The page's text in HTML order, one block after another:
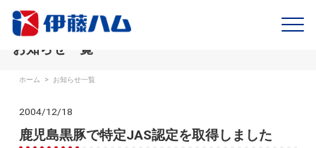
お知らせ一覧
ホーム > お知らせ一覧
2004/12/18
鹿児島黒豚で特定JAS認定を取得しました